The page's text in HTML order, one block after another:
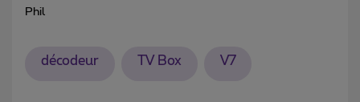
Phil
décodeur TV Box V7